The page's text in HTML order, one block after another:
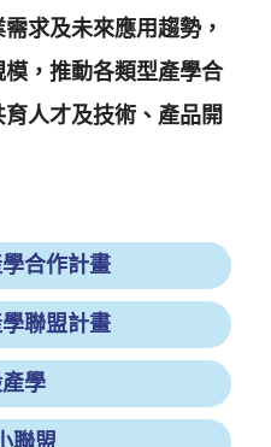
求及未來應用趨勢，
，推動各類型產學合
人才及技術、產品開